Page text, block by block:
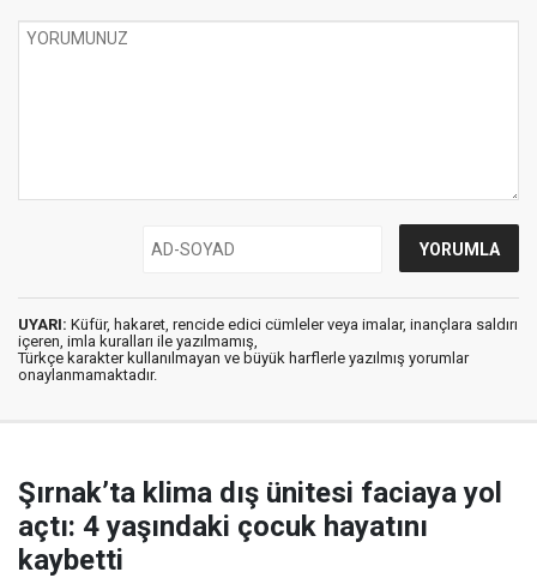
UYARI: Küfür, hakaret, rencide edici cümleler veya imalar, inançlara saldırı
içeren, imla kuralları ile yazılmamış,
Türkçe karakter kullanılmayan ve büyük harflerle yazılmış yorumlar
onaylanmamaktadır.
Şırnak’ta klima dış ünitesi faciaya yol
açtı: 4 yaşındaki çocuk hayatını
kaybetti